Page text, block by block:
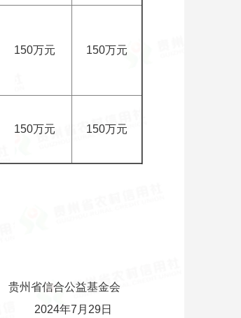
150万元 150万元
150万元 150万元
基金会
29日